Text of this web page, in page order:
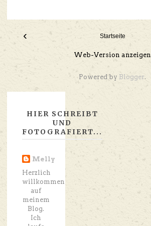
‹ Startseite
Web-Version anzeigen
Powered by Blogger.
HIER SCHREIBT
UND
FOTOGRAFIERT...
Melly
Herzlich
willkommen
auf
meinem
Blog.
Ich